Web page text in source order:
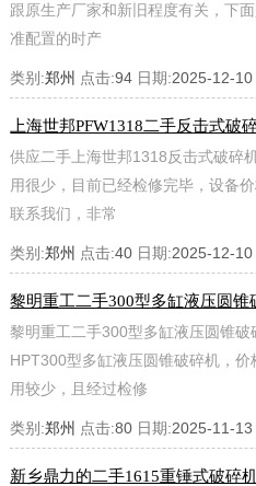
跟原生产厂家和新旧程度有关，下
准配置的时产
类别:郑州 点击:94 日期:2025-12-10
上海世邦PFW1318二手反击式破
供应二手上海世邦1318反击式破碎
用很少，目前已经检修完毕，设备
联系我们，非常
类别:郑州 点击:40 日期:2025-12-10
黎明重工二手300型多缸液压圆锥
黎明重工二手300型多缸液压圆锥
HPT300型多缸液压圆锥破碎机，
用较少，且经过检修
类别:郑州 点击:80 日期:2025-11-13
新乡鼎力的二手1615重锤式破碎